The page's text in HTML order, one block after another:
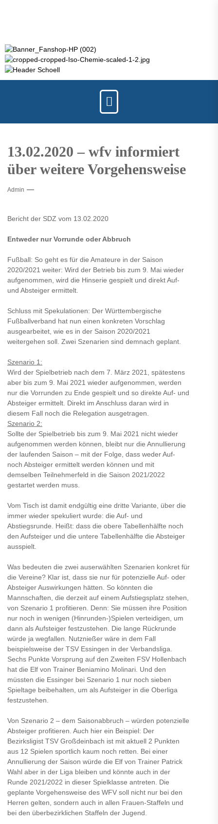
13.02.2020 – wfv informiert
über weitere Vorgehensweise
Admin
Bericht der SDZ vom 13.02.2020
Entweder nur Vorrunde oder Abbruch
Fußball: So geht es für die Amateure in der Saison
2020/2021 weiter: Wird der Betrieb bis zum 9. Mai wieder
aufgenommen, wird die Hinserie gespielt und direkt Auf-
und Absteiger ermittelt.
Schluss mit Spekulationen: Der Württembergische
Fußballverband hat nun einen konkreten Vorschlag
ausgearbeitet, wie es in der Saison 2020/2021
weitergehen soll. Zwei Szenarien sind demnach geplant.
Szenario 1:
Wird der Spielbetrieb nach dem 7. März 2021, spätestens
aber bis zum 9. Mai 2021 wieder aufgenommen, werden
nur die Vorrunden zu Ende gespielt und so direkte Auf- und
Absteiger ermittelt. Direkt im Anschluss daran wird in
diesem Fall noch die Relegation ausgetragen.
Szenario 2:
Sollte der Spielbetrieb bis zum 9. Mai 2021 nicht wieder
aufgenommen werden können, bleibt nur die Annullierung
der laufenden Saison – mit der Folge, dass weder Auf-
noch Absteiger ermittelt werden können und mit
demselben Teilnehmerfeld in die Saison 2021/2022
gestartet werden muss.
Vom Tisch ist damit endgültig eine dritte Variante, über die
immer wieder spekuliert wurde: die Auf- und
Abstiegsrunde. Heißt: dass die obere Tabellenhälfte noch
den Aufsteiger und die untere Tabellenhälfte die Absteiger
ausspielt.
Was bedeuten die zwei auserwählten Szenarien konkret für
die Vereine? Klar ist, dass sie nur für potenzielle Auf- oder
Absteiger Auswirkungen hätten. So könnten die
Mannschaften, die derzeit auf einem Aufstiegsplatz stehen,
von Szenario 1 profitieren. Denn: Sie müssen ihre Position
nur noch in wenigen (Hinrunden-)Spielen verteidigen, um
dann als Aufsteiger festzustehen. Die lange Rückrunde
würde ja wegfallen. Nutznießer wäre in dem Fall
beispielsweise der TSV Essingen in der Verbandsliga.
Sechs Punkte Vorsprung auf den Zweiten FSV Hollenbach
hat die Elf von Trainer Beniamino Molinari. Und den
müssten die Essinger bei Szenario 1 nur noch sieben
Spieltage beibehalten, um als Aufsteiger in die Oberliga
festzustehen.
Von Szenario 2 – dem Saisonabbruch – würden potenzielle
Absteiger profitieren. Auch hier ein Beispiel: Der
Bezirksligist TSV Großdeinbach ist mit aktuell 2 Punkten
aus 12 Spielen sportlich kaum noch retten. Bei einer
Annullierung der Saison würde die Elf von Trainer Patrick
Wahl aber in der Liga bleiben und könnte auch in der
Runde 2021/2022 in dieser Spielklasse antreten. Die
geplante Vorgehensweise des WFV soll nicht nur bei den
Herren gelten, sondern auch in allen Frauen-Staffeln und
bei den überbezirklichen Staffeln der Jugend.